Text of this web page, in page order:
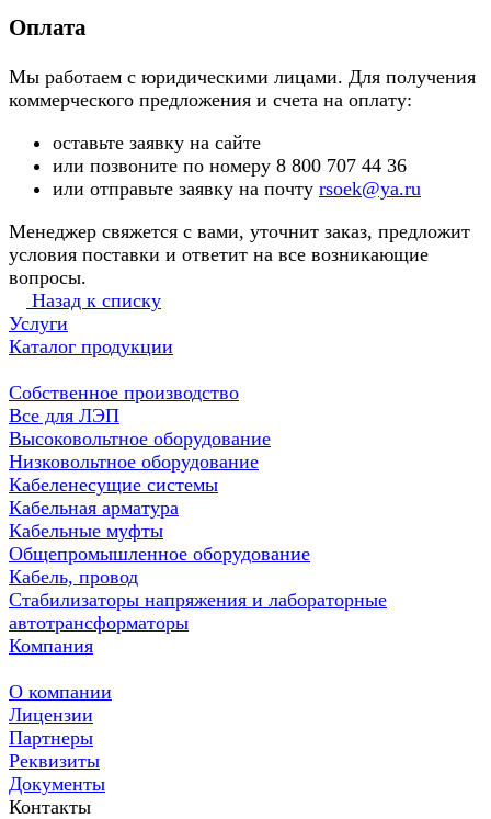
Оплата
Мы работаем с юридическими лицами. Для получения
коммерческого предложения и счета на оплату:
оставьте заявку на сайте
или позвоните по номеру 8 800 707 44 36
или отправьте заявку на почту rsoek@ya.ru
Менеджер свяжется с вами, уточнит заказ, предложит
условия поставки и ответит на все возникающие
вопросы.
Назад к списку
Услуги
Каталог продукции
Собственное производство
Все для ЛЭП
Высоковольтное оборудование
Низковольтное оборудование
Кабеленесущие системы
Кабельная арматура
Кабельные муфты
Общепромышленное оборудование
Кабель, провод
Стабилизаторы напряжения и лабораторные
автотрансформаторы
Компания
О компании
Лицензии
Партнеры
Реквизиты
Документы
Контакты